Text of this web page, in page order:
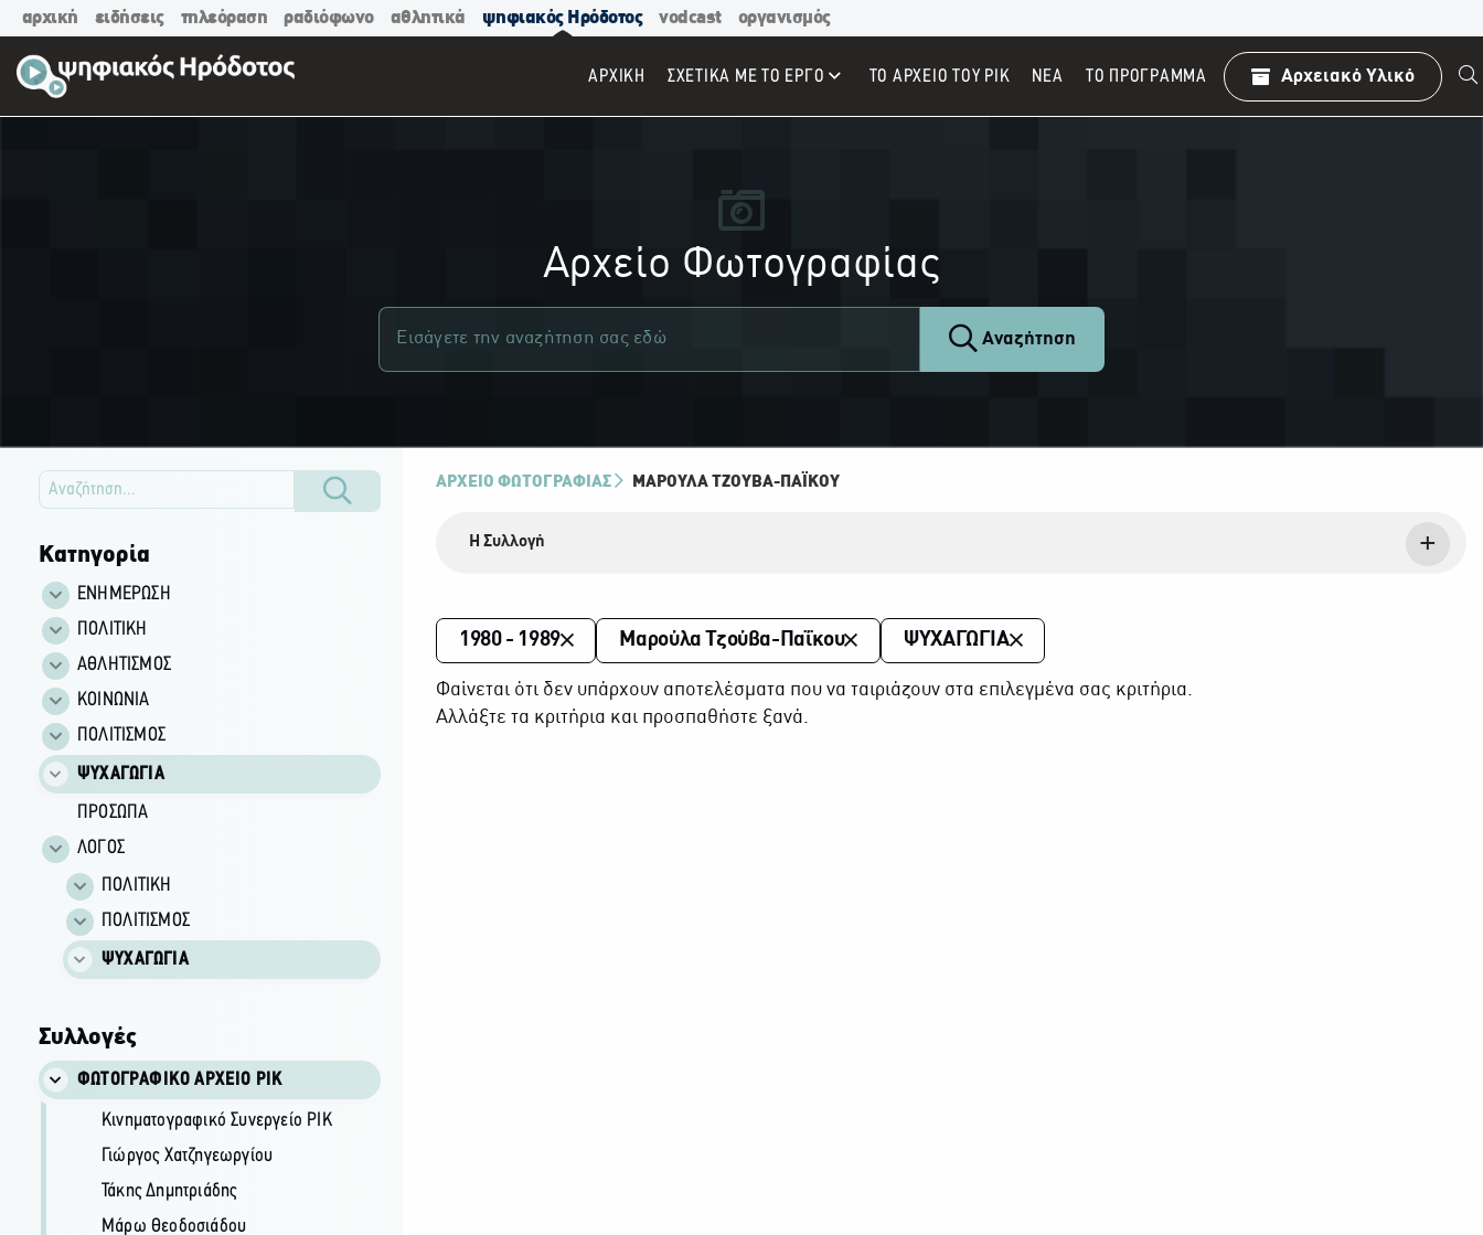
αρχική ειδήσεις τηλεόραση ραδιόφωνο αθλητικά ψηφιακός Ηρόδοτος vodcast οργανισμός
ΑΡΧΙΚΉ ΣΧΕΤΙΚΑ ΜΕ ΤΟ ΕΡΓΟ ΤΟ ΑΡΧΕΙΟ ΤΟΥ ΡΙΚ ΝΕΑ TO ΠΡΌΓΡΑΜΜΑ Αρχειακό Υλικό
Αρχείο Φωτογραφίας
Αναζήτηση
Κατηγορία
ΕΝΗΜΕΡΩΣΗ
ΠΟΛΙΤΙΚΗ
ΑΘΛΗΤΙΣΜΟΣ
ΚΟΙΝΩΝΙΑ
ΠΟΛΙΤΙΣΜΟΣ
ΨΥΧΑΓΩΓΙΑ
ΠΡΟΣΩΠΑ
ΛΟΓΟΣ
ΠΟΛΙΤΙΚΗ
ΠΟΛΙΤΙΣΜΟΣ
ΨΥΧΑΓΩΓΙΑ
Συλλογές
ΦΩΤΟΓΡΑΦΙΚΌ ΑΡΧΕΊΟ ΡΙΚ
Κινηματογραφικό Συνεργείο ΡΙΚ
Γιώργος Χατζηγεωργίου
Τάκης Δημητριάδης
Μάρω Θεοδοσιάδου
ΑΡΧΕΙΟ ΦΩΤΟΓΡΑΦΙΑΣ ΜΑΡΟΎΛΑ ΤΖΟΎΒΑ-ΠΑΪ́ΚΟΥ
Η Συλλογή
1980 - 1989 Μαρούλα Τζούβα-Παΐκου ΨΥΧΑΓΩΓΙΑ
Φαίνεται ότι δεν υπάρχουν αποτελέσματα που να ταιριάζουν στα επιλεγμένα σας κριτήρια.
Αλλάξτε τα κριτήρια και προσπαθήστε ξανά.